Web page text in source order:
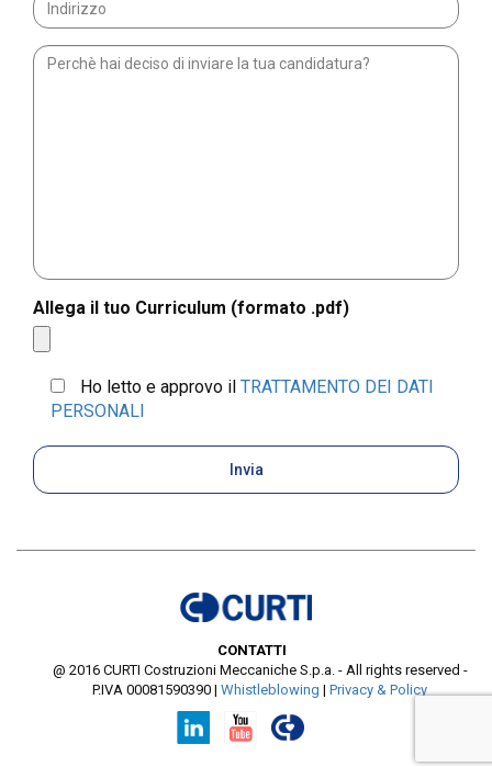
Allega il tuo Curriculum (formato .pdf)
Ho letto e approvo il TRATTAMENTO DEI DATI
PERSONALI
CONTATTI
@ 2016 CURTI Costruzioni Meccaniche S.p.a. - All rights reserved -
P.IVA 00081590390 | Whistleblowing | Privacy & Policy